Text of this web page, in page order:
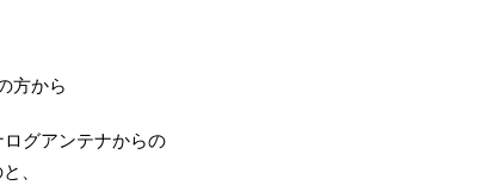
方から
ログアンテナからの
、